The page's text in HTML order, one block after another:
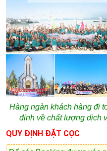
Hàng ngàn khách hàng đi
định về chất lượng dịch
QUY ĐỊNH ĐẶT CỌC